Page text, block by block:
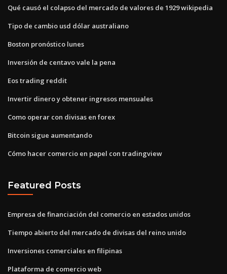
Qué causó el colapso del mercado de valores de 1929 wikipedia
Tipo de cambio usd dólar australiano
Boston pronóstico lunes
Inversión de centavo vale la pena
Eos trading reddit
Invertir dinero y obtener ingresos mensuales
Como operar con divisas en forex
Bitcoin sigue aumentando
Cómo hacer comercio en papel con tradingview
Featured Posts
Empresa de financiación del comercio en estados unidos
Tiempo abierto del mercado de divisas del reino unido
Inversiones comerciales en filipinas
Plataforma de comercio web